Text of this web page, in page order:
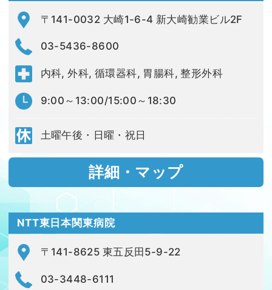
〒141-0032 大崎1-6-4 新大崎勧業ビル2F
03-5436-8600
内科, 外科, 循環器科, 胃腸科, 整形外科
9:00～13:00/15:00～18:30
土曜午後・日曜・祝日
詳細・マップ
NTT東日本関東病院
〒141-8625 東五反田5-9-22
03-3448-6111